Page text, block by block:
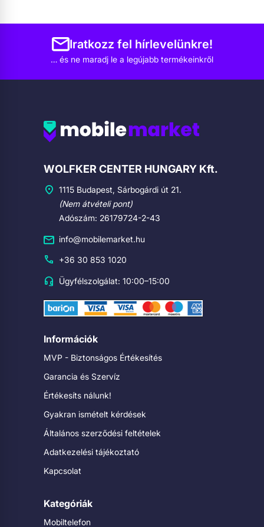
Iratkozz fel hírlevelünkre!
… és ne maradj le a legújabb termékeinkről
Cégadatok
WOLFKER CENTER HUNGARY Kft.
1115 Budapest, Sárbogárdi út 21.
(Nem átvételi pont)
Adószám: 26179724-2-43
info@mobilemarket.hu
+36 30 853 1020
Ügyfélszolgálat: 10:00–15:00
Információk
MVP - Biztonságos Értékesítés
Garancia és Szervíz
Értékesíts nálunk!
Gyakran ismételt kérdések
Általános szerződési feltételek
Adatkezelési tájékoztató
Kapcsolat
Kategóriák
Mobiltelefon